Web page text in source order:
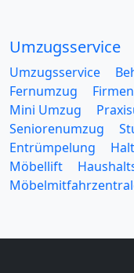
Umzugsservice
Umzugsservice
Fernumzug
Mini Umzug
Seniorenumzug
Entrümpelung
Möbellift